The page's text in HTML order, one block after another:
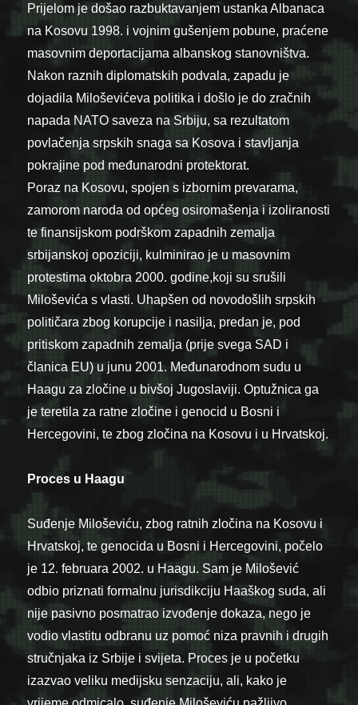
Prijelom je došao razbuktavanjem ustanka Albanaca
na Kosovu 1998. i vojnim gušenjem pobune, praćene
masovnim deportacijama albanskog stanovništva.
Nakon raznih diplomatskih podvala, zapadu je
dojadila Miloševićeva politika i došlo je do zračnih
napada NATO saveza na Srbiju, sa rezultatom
povlačenja srpskih snaga sa Kosova i stavljanja
pokrajine pod međunarodni protektorat.
Poraz na Kosovu, spojen s izbornim prevarama,
zamorom naroda od općeg osiromašenja i izoliranosti
te finansijskom podrškom zapadnih zemalja
srbijanskoj opoziciji, kulminirao je u masovnim
protestima oktobra 2000. godine,koji su srušili
Miloševića s vlasti. Uhapšen od novodošlih srpskih
političara zbog korupcije i nasilja, predan je, pod
pritiskom zapadnih zemalja (prije svega SAD i
članica EU) u junu 2001. Međunarodnom sudu u
Haagu za zločine u bivšoj Jugoslaviji. Optužnica ga
je teretila za ratne zločine i genocid u Bosni i
Hercegovini, te zbog zločina na Kosovu i u Hrvatskoj.
Proces u Haagu
Suđenje Miloševiću, zbog ratnih zločina na Kosovu i
Hrvatskoj, te genocida u Bosni i Hercegovini, počelo
je 12. februara 2002. u Haagu. Sam je Milošević
odbio priznati formalnu jurisdikciju Haaškog suda, ali
nije pasivno posmatrao izvođenje dokaza, nego je
vodio vlastitu odbranu uz pomoć niza pravnih i drugih
stručnjaka iz Srbije i svijeta. Proces je u početku
izazvao veliku medijsku senzaciju, ali, kako je